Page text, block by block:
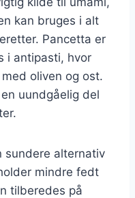
kan bruges i alt
Pancetta er
i antipasti, hvor
oliven og ost.
uundgåelig del
sundere alternativ
mindre fedt
tilberedes på